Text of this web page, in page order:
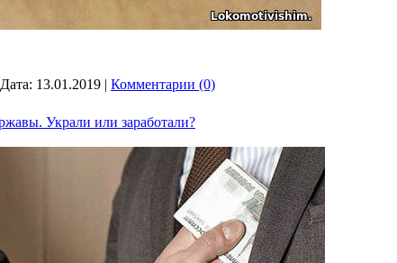
Дата: 13.01.2019 | Комментарии (0)
Украли или заработали?